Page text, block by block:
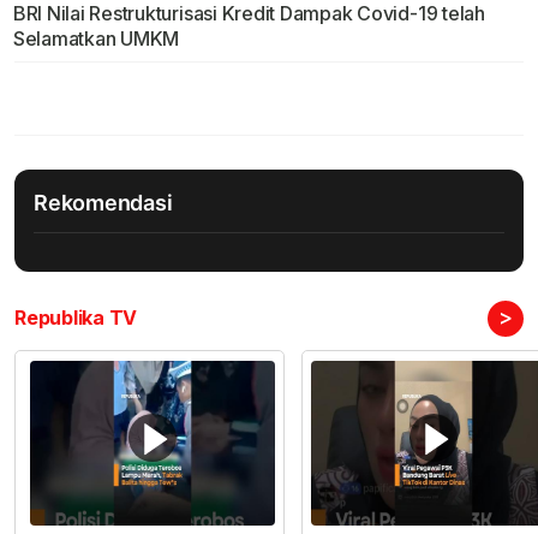
BRI Nilai Restrukturisasi Kredit Dampak Covid-19 telah
Selamatkan UMKM
Rekomendasi
Republika TV >